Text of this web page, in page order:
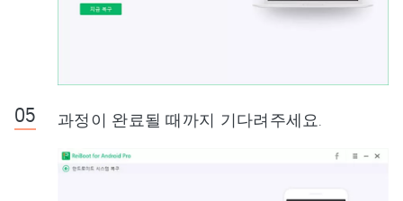
과정이 완료될 때까지 기다려주세요.